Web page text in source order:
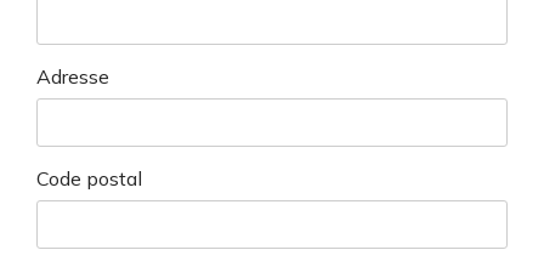
Adresse
Code postal